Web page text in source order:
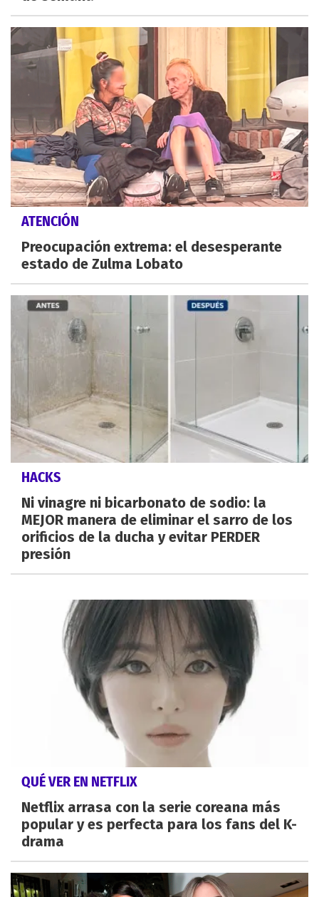
ATENCIÓN
Preocupación extrema: el desesperante
estado de Zulma Lobato
HACKS
Ni vinagre ni bicarbonato de sodio: la
MEJOR manera de eliminar el sarro de los
orificios de la ducha y evitar PERDER
presión
QUÉ VER EN NETFLIX
Netflix arrasa con la serie coreana más
popular y es perfecta para los fans del K-
drama